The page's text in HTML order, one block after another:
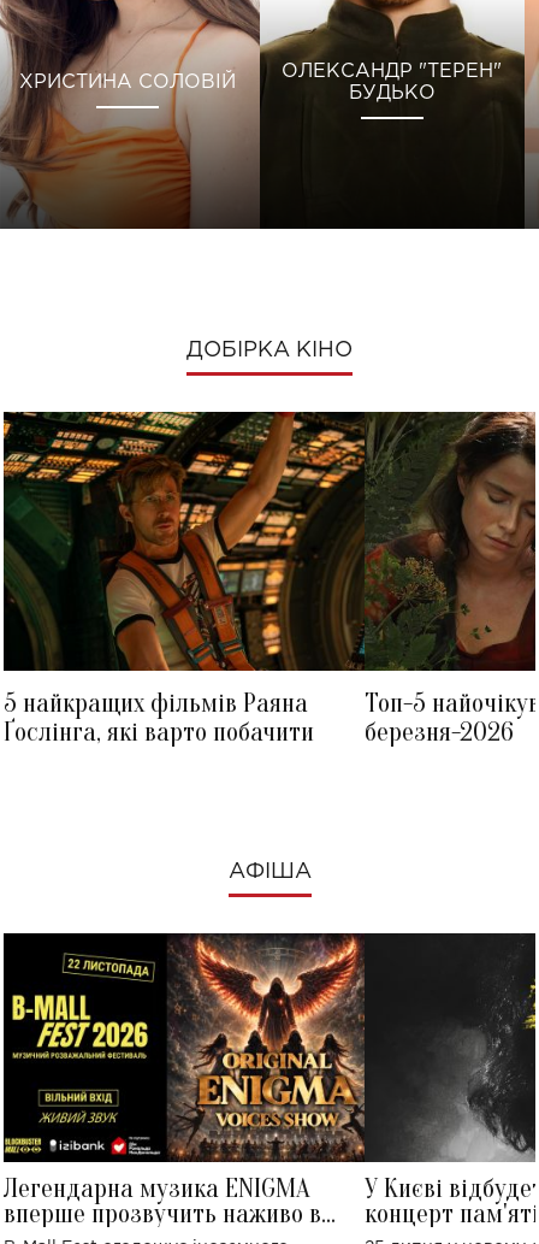
ХРИСТИНА СОЛОВІЙ
ОЛЕКСАНДР "ТЕРЕН"
БУДЬКО
ДОБІРКА КІНО
5 найкращих фільмів Раяна
Ґослінга, які варто побачити
Топ-5
березня-2026
АФІША
Легендарна музика ENIGMA
вперше прозвучить наживо в
У Києві
концерт